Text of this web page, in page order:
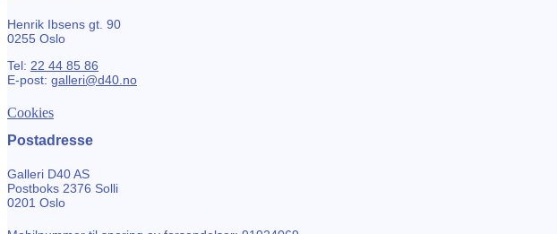
Henrik Ibsens gt. 90
0255 Oslo
Tel: 22 44 85 86
E-post: galleri@d40.no
Cookies
Postadresse
Galleri D40 AS
Postboks 2376 Solli
0201 Oslo